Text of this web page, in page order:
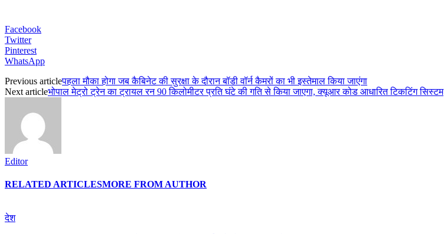
Facebook
Twitter
Pinterest
WhatsApp
Previous articleपहला मौका होगा जब कैबिनेट की सुरक्षा के दौरान बॉडी वॉर्न कैमरों का भी इस्तेमाल किया जाएंगा
Next articleभोपाल मेट्रो ट्रेन का ट्रायल रन 90 किलोमीटर प्रति घंटे की गति से किया जाएगा, क्यूआर कोड आधारित टिकटिंग सिस्टम
Editor
RELATED ARTICLESMORE FROM AUTHOR
देश